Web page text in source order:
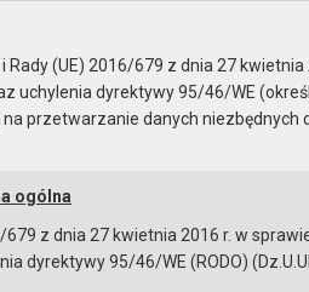
(UE) 2016/679 z dnia 27
dyrektywy 95/46/WE
przetwarzanie danych niezbędnych
ogólna
679 z dnia 27 kwietnia 2016 r. w
95/46/WE (RODO)